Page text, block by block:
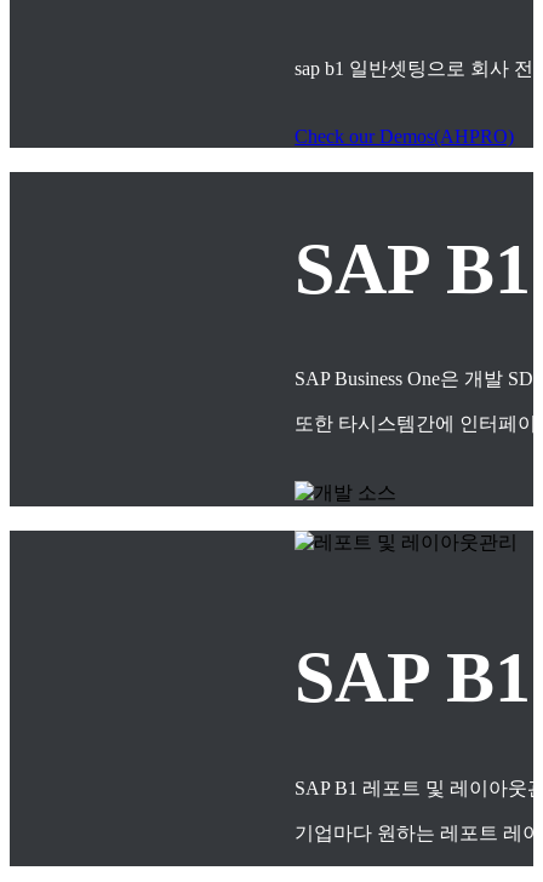
sap b1 일반셋팅으로 회사
Check our Demos(AHPRO)
SAP
SAP Business One은 개발
또한 타시스템간에 인터페
SAP
SAP B1 레포트 및 레이아웃
기업마다 원하는 레포트 레